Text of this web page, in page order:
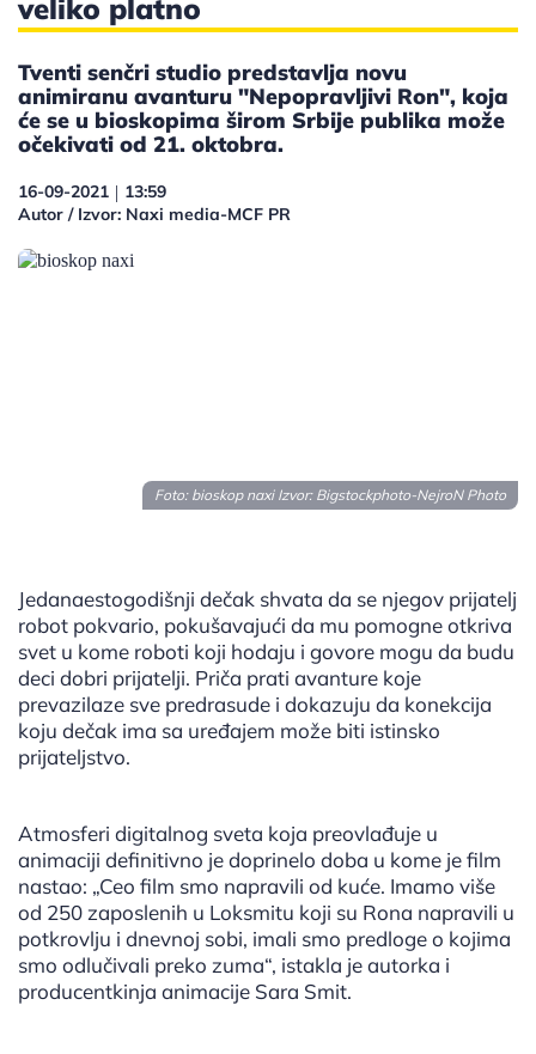
veliko platno
Tventi senčri studio predstavlja novu
animiranu avanturu "Nepopravljivi Ron", koja
će se u bioskopima širom Srbije publika može
očekivati od 21. oktobra.
16-09-2021 | 13:59
Autor / Izvor: Naxi media-MCF PR
Foto: bioskop naxi Izvor: Bigstockphoto-NejroN Photo
Jedanaestogodišnji dečak shvata da se njegov prijatelj
robot pokvario, pokušavajući da mu pomogne otkriva
svet u kome roboti koji hodaju i govore mogu da budu
deci dobri prijatelji. Priča prati avanture koje
prevazilaze sve predrasude i dokazuju da konekcija
koju dečak ima sa uređajem može biti istinsko
prijateljstvo.
Atmosferi digitalnog sveta koja preovlađuje u
animaciji definitivno je doprinelo doba u kome je film
nastao: „Ceo film smo napravili od kuće. Imamo više
od 250 zaposlenih u Loksmitu koji su Rona napravili u
potkrovlju i dnevnoj sobi, imali smo predloge o kojima
smo odlučivali preko zuma“, istakla je autorka i
producentkinja animacije Sara Smit.